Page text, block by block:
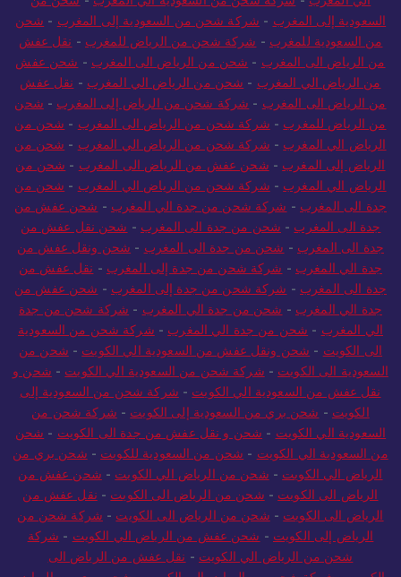
السعودية إلى المغرب - شركة شحن من السعودية إلى المغرب - شحن
من السعودية للمغرب - شركة شحن من الرياض للمغرب - نقل عفش
من الرياض الى المغرب - شحن من الرياض الى المغرب - شحن عفش
من الرياض الي المغرب - شحن من الرياض الي المغرب - نقل عفش
من الرياض الى المغرب - شركة شحن من الرياض إلى المغرب - شحن
من الرياض للمغرب - شركة شحن من الرياض الى المغرب - شحن من
الرياض الي المغرب - شركة شحن من الرياض الي المغرب - شحن من
الرياض إلى المغرب - شحن عفش من الرياض الى المغرب - شحن من
الرياض الي المغرب - شركة شحن من الرياض الي المغرب - شحن من
جدة الى المغرب - شركة شحن من جدة الي المغرب - شحن عفش من
جدة الى المغرب - شحن من جدة الى المغرب - شحن نقل عفش من
جدة الى المغرب - شحن من جدة الى المغرب - شحن ونقل عفش من
جدة الي المغرب - شركة شحن من جدة إلى المغرب - نقل عفش من
جدة الى المغرب - شركة شحن من جدة إلى المغرب - شحن عفش من
جدة الي المغرب - شحن من جدة الي المغرب - شركة شحن من جدة
الي المغرب - شحن من جدة الي المغرب - شركة شحن من السعودية
الى الكويت - شحن ونقل عفش من السعودية الي الكويت - شحن من
السعودية الى الكويت - شركة شحن من السعودية الي الكويت - شحن و
نقل عفش من السعودية الي الكويت - شركة شحن من السعودية إلى
الكويت - شحن بري من السعودية إلى الكويت - شركة شحن من
السعودية الي الكويت - شحن و نقل عفش من جدة الى الكويت - شحن
من السعودية الي الكويت - شحن من السعودية للكويت - شحن بري من
الرياض الي الكويت - شحن من الرياض الي الكويت - شحن عفش من
الرياض الى الكويت - شحن من الرياض الى الكويت - نقل عفش من
الرياض الى الكويت - شحن من الرياض الى الكويت - شركة شحن من
الرياض إلى الكويت - شحن عفش من الرياض الي الكويت - شركة
شحن من الرياض الي الكويت - نقل عفش من الرياض الى